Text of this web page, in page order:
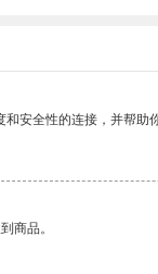
安全性的连接，并帮助
商品。